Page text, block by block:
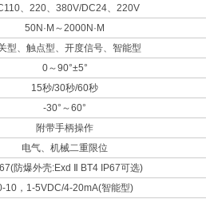
、220、380V/DC24、220V
50N·M～2000N·M
型、触点型、开度信号、智能型
0～90°±5°
15秒/30秒/60秒
-30°～60°
附带手柄操作
电气、机械二重限位
67(防爆外壳:Exd Ⅱ BT4 IP67可选)
10，1-5VDC/4-20mA(智能型)